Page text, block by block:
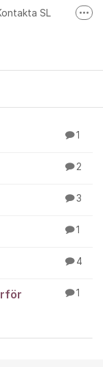
SL
1
2
3
1
4
1